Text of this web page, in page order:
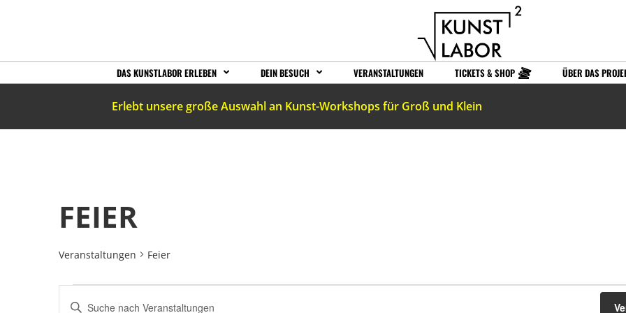
DAS KUNSTLABOR ERLEBEN DEIN BESUCH VERANSTALTUNGEN TICKETS & SHOP ÜBER DAS
Erlebt unsere große Auswahl an Kunst-Workshops für Groß und Klein
FEIER
Veranstaltungen Feier
VERANSTALTUNGEN
Bitte
Schlüsselwort